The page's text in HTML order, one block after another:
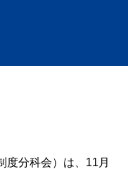
度分科会）は、11月